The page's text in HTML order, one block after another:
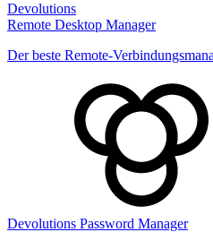
Devolutions
Remote Desktop Manager
Der beste Remote-
Devolutions Password Manager